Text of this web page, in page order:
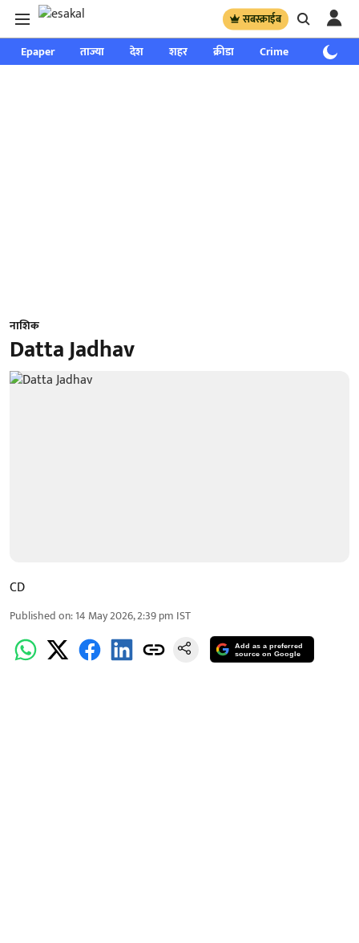
सबस्क्राईब
Epaper ताज्या देश शहर क्रीडा Crime साप्ताहिक
नाशिक
Datta Jadhav
CD
Published on:14 May 2026, 2:39 pm IST
Add as a preferred
source on Google